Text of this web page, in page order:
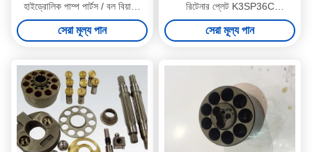
হাইড্রোলিক পাম্প পার্টস / বল বিয়ারিং
স্প্রিং গাইড কে 3 ভি সিরিজ
সেরা মূল্য পান
রিটেনার প্লেট K3SP36C
K3SP36B কে 3 এসভিডি 36 পাওয়া
যায়
সেরা মূল্য পান